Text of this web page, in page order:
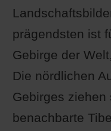
prägendsten ist
Gebirge der
Die nördlichen
Gebirges
benachbarte